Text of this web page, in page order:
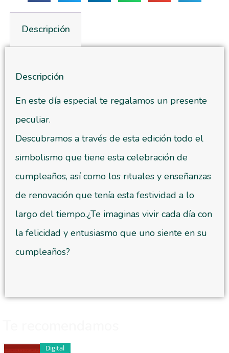
Descripción
Descripción
En este día especial te regalamos un presente
peculiar.
Descubramos a través de esta edición todo el
simbolismo que tiene esta celebración de
cumpleaños, así como los rituales y enseñanzas
de renovación que tenía esta festividad a lo
largo del tiempo.¿Te imaginas vivir cada día con
la felicidad y entusiasmo que uno siente en su
cumpleaños?
Digital